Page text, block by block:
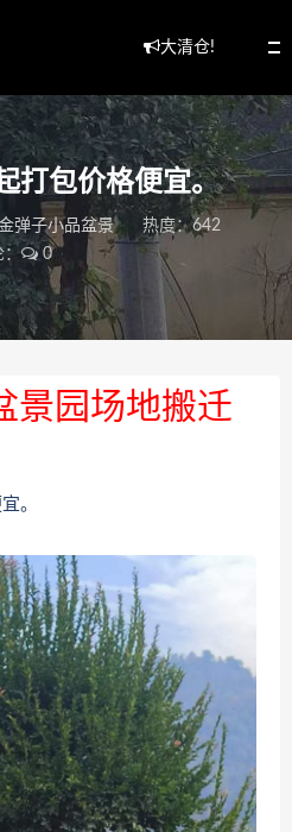
大清仓!
打包价格便宜。
弹子小品盆景
热度：642
：
0
景园场地搬迁
。